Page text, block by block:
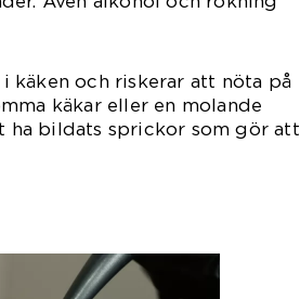
käken och riskerar att nöta på
käkar eller en molande
ha bildats sprickor som gör att